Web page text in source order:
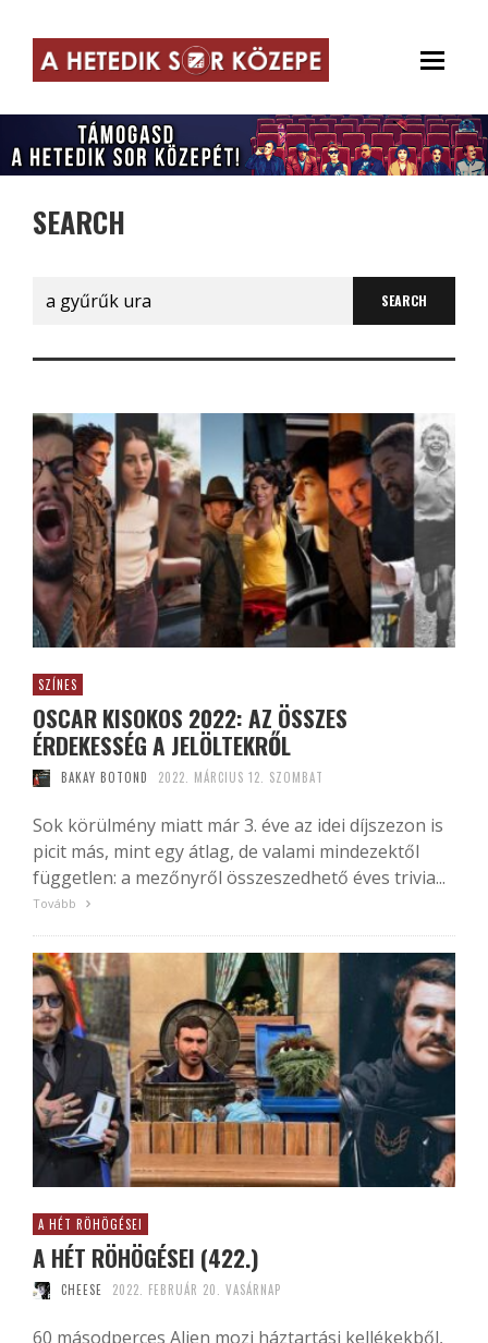
SEARCH
Search
for:
SZÍNES
OSCAR KISOKOS 2022: AZ ÖSSZES
ÉRDEKESSÉG A JELÖLTEKRŐL
BAKAY BOTOND 2022. MÁRCIUS 12. SZOMBAT
Sok körülmény miatt már 3. éve az idei díjszezon is
picit más, mint egy átlag, de valami mindezektől
független: a mezőnyről összeszedhető éves trivia...
Tovább
A HÉT RÖHÖGÉSEI
A HÉT RÖHÖGÉSEI (422.)
CHEESE 2022. FEBRUÁR 20. VASÁRNAP
60 másodperces Alien mozi háztartási kellékekből,